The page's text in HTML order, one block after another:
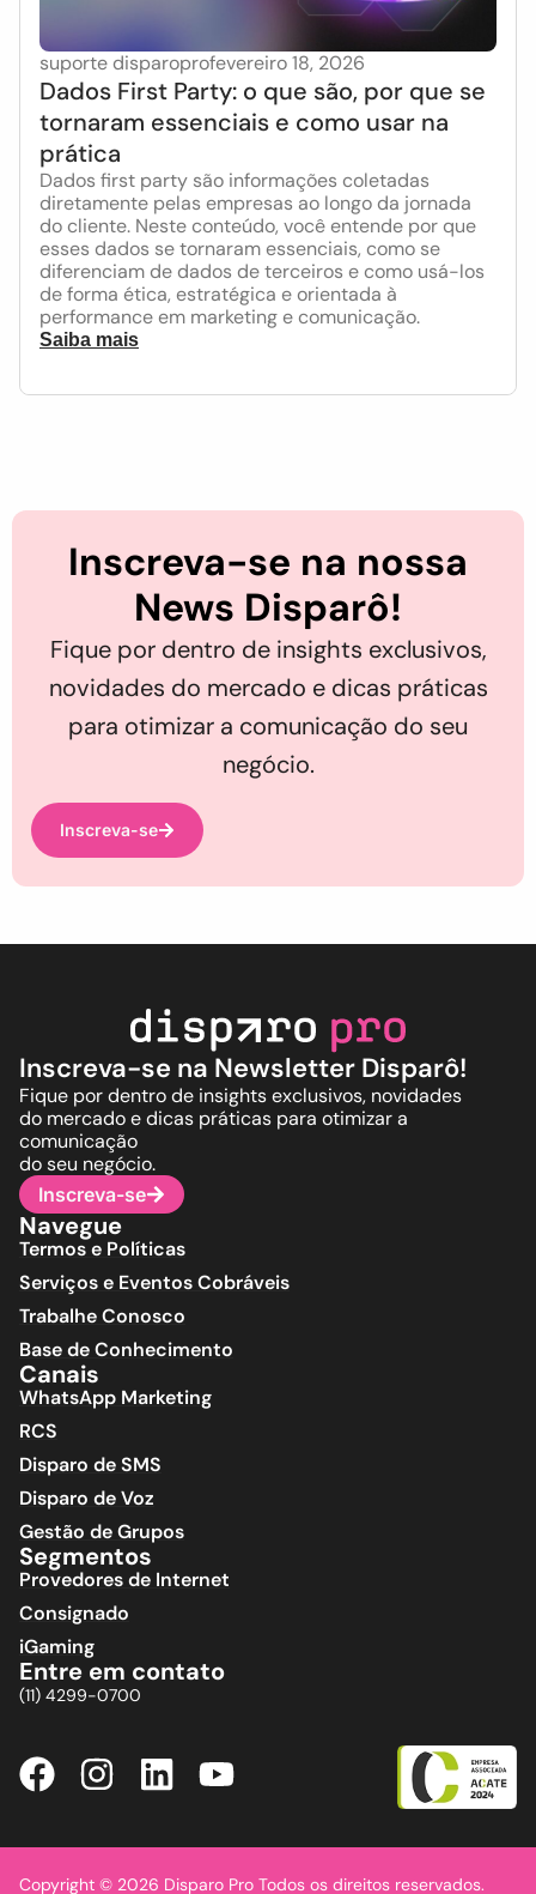
suporte disparoprofevereiro 18, 2026
Dados First Party: o que são, por que se
tornaram essenciais e como usar na
prática
Dados first party são informações coletadas
diretamente pelas empresas ao longo da jornada
do cliente. Neste conteúdo, você entende por que
esses dados se tornaram essenciais, como se
diferenciam de dados de terceiros e como usá-los
de forma ética, estratégica e orientada à
performance em marketing e comunicação.
Saiba mais
Inscreva-se na nossa
News Disparô!
Fique por dentro de insights exclusivos,
novidades do mercado e dicas práticas
para otimizar a comunicação do seu
negócio.
Inscreva-se
Inscreva-se na Newsletter Disparô!
Fique por dentro de insights exclusivos, novidades
do mercado e dicas práticas para otimizar a
comunicação
do seu negócio.
Inscreva-se
Navegue
Termos e Políticas
Serviços e Eventos Cobráveis
Trabalhe Conosco
Base de Conhecimento
Canais
WhatsApp Marketing
RCS
Disparo de SMS
Disparo de Voz
Gestão de Grupos
Segmentos
Provedores de Internet
Consignado
iGaming
Entre em contato
(11) 4299-0700
Copyright © 2026 Disparo Pro Todos os direitos reservados.